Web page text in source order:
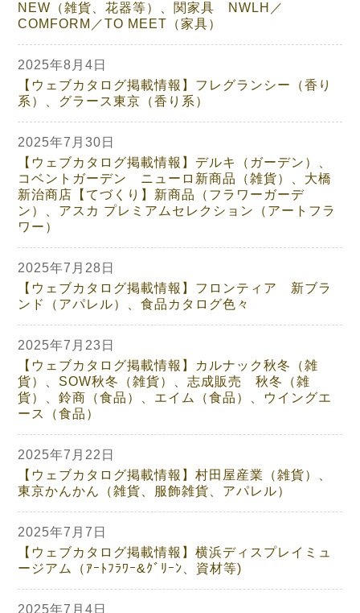
NEW（雑貨、花器等）、関家具 NWLH／
COMFORM／TO MEET（家具）
2025年8月4日
【ウェブカタログ掲載情報】フレグランシー（香り
系）、グラース東京（香り系）
2025年7月30日
【ウェブカタログ掲載情報】デルキ（ガーデン）、
コベントガーデン ニューロ新商品（雑貨）、大橋
新治商店【てづくり】新商品（フラワーガーデ
ン）、アスカ プレミアムセレクション（アートフラ
ワー）
2025年7月28日
【ウェブカタログ掲載情報】フロンティア 新ブラ
ンド（アパレル）、食品カタログ色々
2025年7月23日
【ウェブカタログ掲載情報】カルナック秋冬（雑
貨）、SOW秋冬（雑貨）、志成販売 秋冬（雑
貨）、鈴商（食品）、エイム（食品）、ウイングエ
ース（食品）
2025年7月22日
【ウェブカタログ掲載情報】村田屋産業（雑貨）、
東京かんかん（雑貨、服飾雑貨、アパレル）
2025年7月7日
【ウェブカタログ掲載情報】横浜ディスプレイミュ
ージアム（ｱｰﾄﾌﾗﾜｰ&ｸﾞﾘｰﾝ、資材等)
2025年7月4日